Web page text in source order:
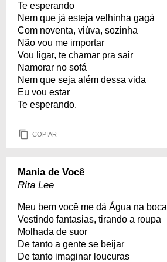
Te esperando
Nem que já esteja velhinha gagá
Com noventa, viúva, sozinha
Não vou me importar
Vou ligar, te chamar pra sair
Namorar no sofá
Nem que seja além dessa vida
Eu vou estar
Te esperando.
COPIAR
Mania de Você
Rita Lee
Meu bem você me dá Água na boca
Vestindo fantasias, tirando a roupa
Molhada de suor
De tanto a gente se beijar
De tanto imaginar loucuras